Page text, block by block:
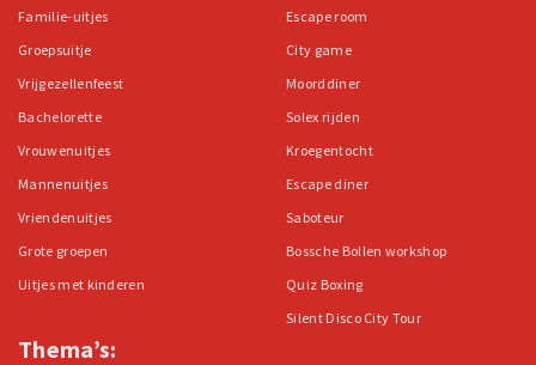
Familie-uitjes
Groepsuitje
Vrijgezellenfeest
Bachelorette
Vrouwenuitjes
Mannenuitjes
Vriendenuitjes
Grote groepen
Uitjes met kinderen
Thema’s:
Escape room
City game
Moorddiner
Solex rijden
Kroegentocht
Escape diner
Saboteur
Bossche Bollen workshop
Quiz Boxing
Silent Disco City Tour